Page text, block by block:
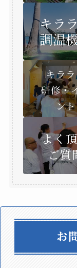
キラ
調温
キラ
研修・
ント
よく
ご質
お